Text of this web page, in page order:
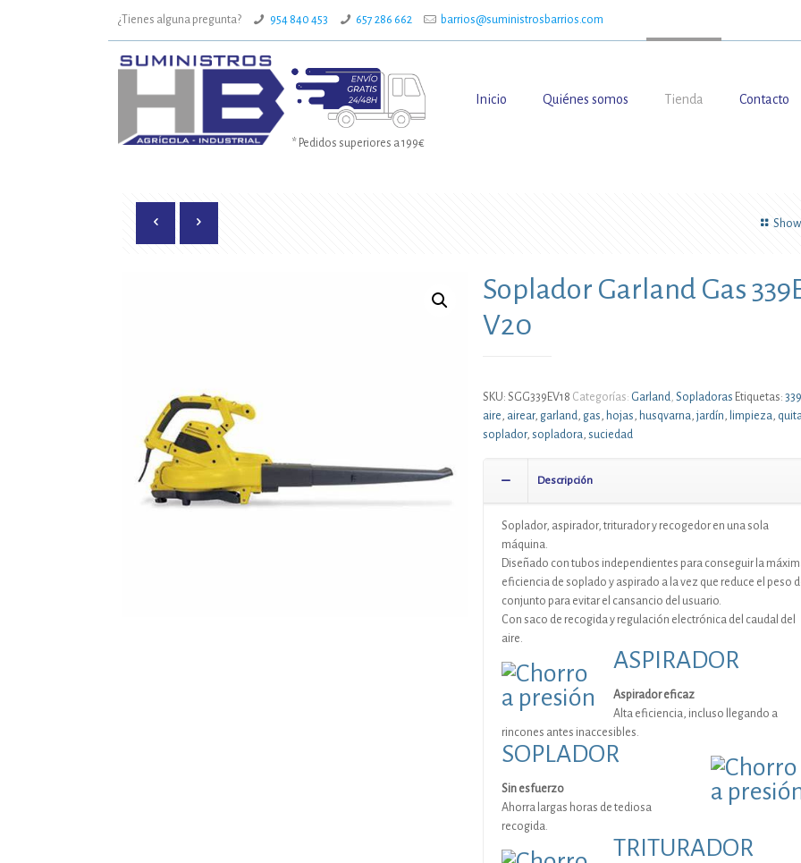
¿Tienes alguna pregunta? 954 840 453 657 286 662 barrios@suministrosbarrios.com
* Pedidos superiores a 199€
Inicio Quiénes somos Tienda Contacto
Soplador Garland Gas
V20
SKU: SGG339EV18 Categorías: Garland, Sopladoras Etiquetas:
aire, airear, garland, gas, hojas, husqvarna,jardín, limpieza,
soplador, sopladora, suciedad
Descripción
Soplador, aspirador, triturador y recogedor en una sola
máquina.
Diseñado con tubos independientes para conseguir la
eficiencia de soplado y aspirado a la vez que reduce el peso
conjunto para evitar el cansancio del usuario.
Con saco de recogida y regulación electrónica del caudal del
aire.
ASPIRADOR
Aspirador eficaz
Alta eficiencia, incluso llegando a
rincones antes inaccesibles.
SOPLADOR
Sin esfuerzo
Ahorra largas horas de tediosa
recogida.
TRITURADOR